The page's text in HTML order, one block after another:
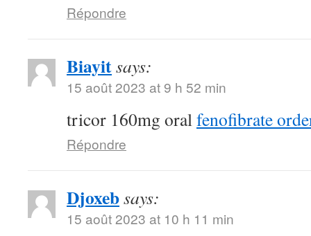
Répondre
Biayitsays:
15 août 2023 at 9 h 52 min
tricor 160mg oralfenofibrate
Répondre
Djoxebsays:
15 août 2023 at 10 h 11 min